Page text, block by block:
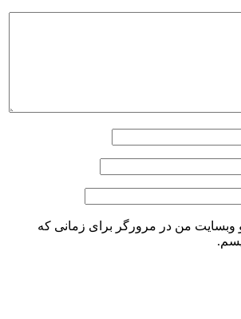
و وبسایت من در مرورگر برای زمانی که